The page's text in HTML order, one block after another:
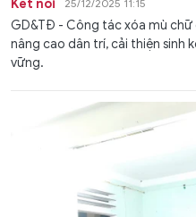
Kết nối 25/12/2025 11:15
GD&TĐ - Công tác xóa mù chữ
nâng cao dân trí, cải thiện sinh
vững.